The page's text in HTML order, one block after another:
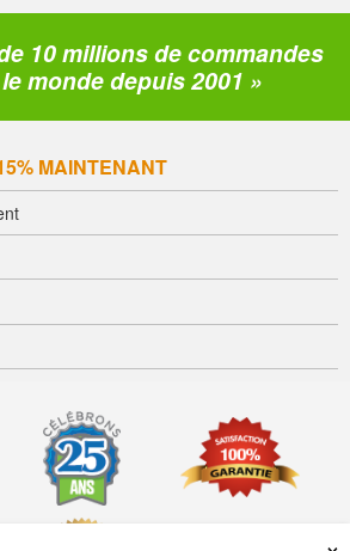
10 millions de commandes
monde depuis 2001 »
MAINTENANT